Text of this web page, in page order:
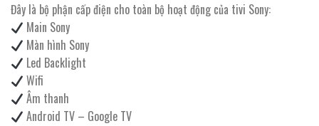
Đây là bộ phận cấp điện cho toàn bộ hoạt động của tivi Sony:
Main Sony
Màn hình Sony
Led Backlight
Wifi
Âm thanh
Android TV – Google TV